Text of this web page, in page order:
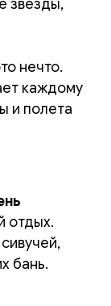
звезды,
нечто.
каждому
и полета
отдых.
бань.